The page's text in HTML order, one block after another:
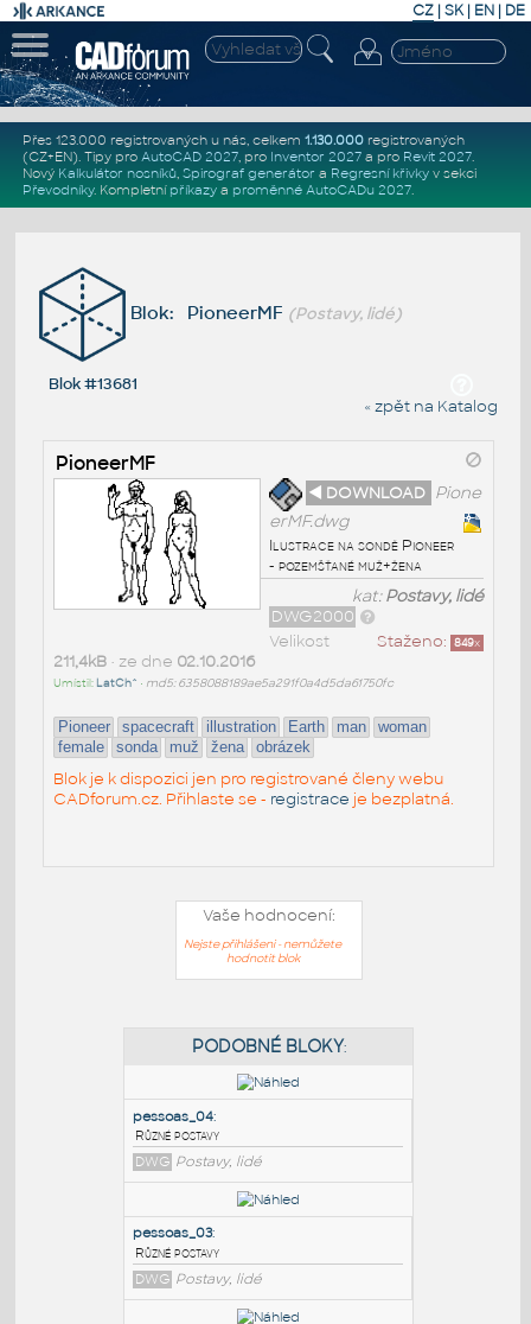
CZ | SK| EN | DE
Přes 123.000 registrovaných u nás, celkem 1.130.000registrovaných
(CZ+EN). Tipy pro AutoCAD 2027, pro Inventor 2027a pro Revit 2027.
Nový Kalkulátor nosníků, Spirograf generátor a Regresní křivkyv sekci
Převodníky. Kompletní příkazya proměnné AutoCADu 2027.
Blok: PioneerMF (Postavy, lidé)
Blok #13681
« zpět na Katalog
PioneerMF
◄ DOWNLOAD Pione
erMF.dwg
Ilustrace na sondě Pioneer
- pozemšťané muž+žena
kat:Postavy, lidé
DWG2000
Staženo: 849x
Velikost
211,4kB• ze dne 02.10.2016
Umístil: LatCh^ • md5: 6358088189ae5a291f0a4d5da61750fc
Pioneer spacecraft illustration Earth man
woman
female
sonda muž žena obrázek
Blok je k dispozici jen pro registrované členy webu
CADforum.cz. Přihlaste se - registrace je bezplatná.
Vaše hodnocení:
Nejste přihlášeni - nemůžete
hodnotit blok
pessoas_04: